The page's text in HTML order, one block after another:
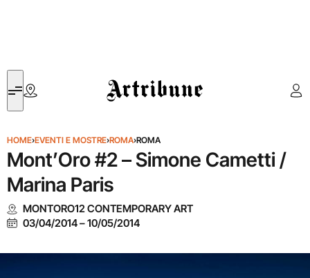
Artribune
HOME›EVENTI E MOSTRE›ROMA›ROMA
Mont’Oro #2 – Simone Cametti /
Marina Paris
MONTORO12 CONTEMPORARY ART
03/04/2014–10/05/2014